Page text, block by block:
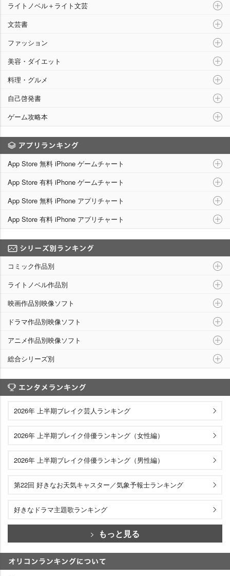
ライトノベル＋ライト文芸
文芸書
ファッション
美容・ダイエット
料理・グルメ
自己啓発書
ゲーム攻略本
App Store 無料 iPhone ゲームチャート
App Store 有料 iPhone ゲームチャート
App Store 無料 iPhone アプリチャート
App Store 有料 iPhone アプリチャート
コミック作品別
ライトノベル作品別
映画作品別映像ソフト
ドラマ作品別映像ソフト
アニメ作品別映像ソフト
総合シリーズ別
2026年 上半期ブレイク芸人ランキング
2026年 上半期ブレイク俳優ランキング（女性編）
2026年 上半期ブレイク俳優ランキング（男性編）
第22回 好きなお天気キャスター／気象予報士ランキング
好きなドラマ主題歌ランキング
もっと見る